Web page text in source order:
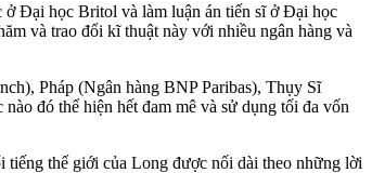
ở Đại học Britol và làm luận án tiến sĩ ở Đại học
và trao đổi kĩ thuật này với nhiều ngân hàng và
Pháp (Ngân hàng BNP Paribas), Thụy Sĩ
đó thể hiện hết đam mê và sử dụng tối đa vốn
thế giới của Long được nối dài theo những lời